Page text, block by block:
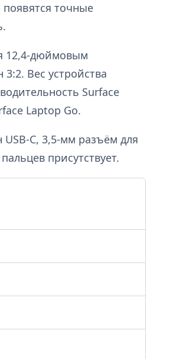
появятся точные
12,4-дюймовым
Вес устройства
Surface
Laptop Go.
C, 3,5-мм разъём для
присутствует.